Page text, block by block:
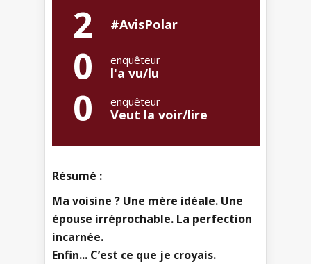
2 #AvisPolar
0 enquêteur
l'a vu/lu
0 enquêteur
Veut la voir/lire
Résumé :
Ma voisine ? Une mère idéale. Une
épouse irréprochable. La perfection
incarnée.
Enfin... C’est ce que je croyais.